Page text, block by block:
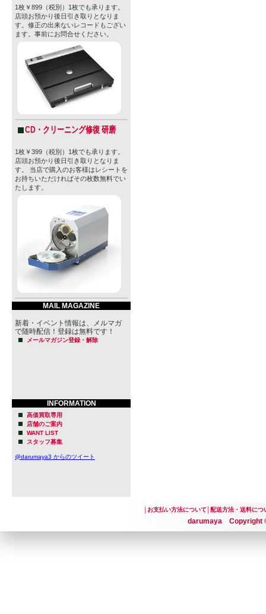
1枚￥899（税別）1枚でも承ります。
店頭お預かり後日引き取りとなりま
す。修正の出来ないレコードもござい
ます。事前にお問合せください。
CD・クリーニング修復 研磨
1枚￥399（税別）1枚でも承ります。
店頭お預かり後日引き取りとなりま
す。 当店で購入のお客様はレシートを
お持ちいただければその枚数無料でい
たします。
MAIL MAGAZINE
新着・イベント情報は、メルマガ
で随時配信！登録は無料です！
メールマガジン登録・解除
INFORMATION
高価買取専用
店舗のご案内
WANT LIST
スタッフ募集
@darumaya3 からのツイート
お支払い方法について│ 配送方法・送料につ
darumaya Copyright